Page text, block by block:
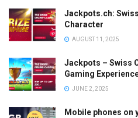
Jackpots.ch:
Character
AUGUST 11, 2025
Jackpots – Swiss
Gaming
JUNE 2, 2025
Mobile phones on